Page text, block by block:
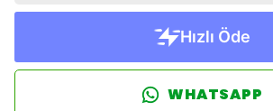
WHATSAPP